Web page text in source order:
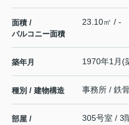
面積 /
バルコニー面積
23.10㎡ / -
築年月 1970年1月(
種別 / 建物構造 事務所 / 鉄
部屋 /
305号室 / 3